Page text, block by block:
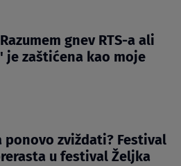
gnev RTS-a ali
je zaštićena kao moje
ponovo zviždati? Festival
u festival Željka